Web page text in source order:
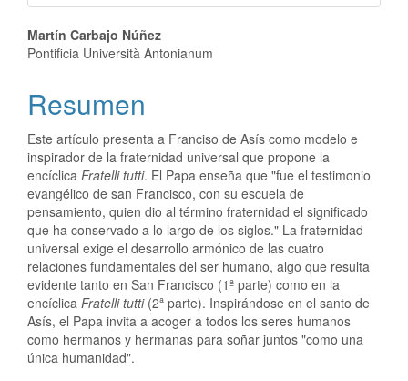
Martín Carbajo Núñez
Pontificia Università Antonianum
Resumen
Este artículo presenta a Franciso de Asís como modelo e
inspirador de la fraternidad universal que propone la
encíclica Fratelli tutti. El Papa enseña que "fue el testimonio
evangélico de san Francisco, con su escuela de
pensamiento, quien dio al término fraternidad el significado
que ha conservado a lo largo de los siglos." La fraternidad
universal exige el desarrollo armónico de las cuatro
relaciones fundamentales del ser humano, algo que resulta
evidente tanto en San Francisco (1ª parte) como en la
encíclica Fratelli tutti(2ª parte). Inspirándose en el santo de
Asís, el Papa invita a acoger a todos los seres humanos
como hermanos y hermanas para soñar juntos "como una
única humanidad".